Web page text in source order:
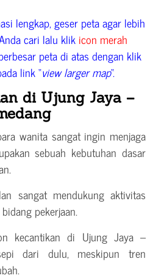
lengkap, geser peta agar lebih
cari lalu klik icon merah
peta di atas dengan klik
link “view larger map“.
di Ujung Jaya –
wanita sangat ingin menjaga
sebuah kebutuhan dasar
sangat mendukung aktivitas
pekerjaan.
kecantikan di Ujung Jaya –
dari dulu, meskipun tren